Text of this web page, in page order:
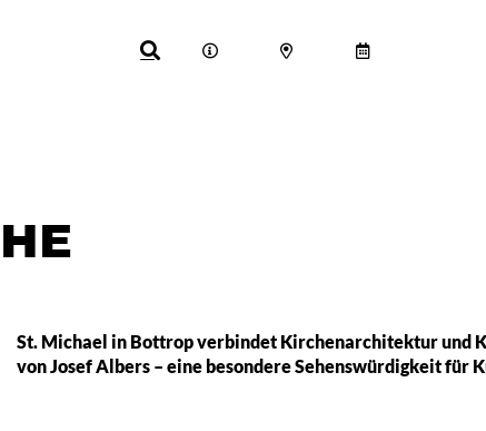
St. Michael in Bottrop verbindet Kirchenarchitektur und
von Josef Albers – eine besondere Sehenswürdigkeit für